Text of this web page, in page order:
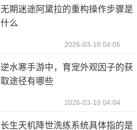
无期迷途阿黛拉的重构操作步骤是
什么
2026-03-10 04:05
逆水寒手游中，育宠外观因子的获
取途径有哪些
2026-03-10 04:04
长生天机降世洗练系统具体指的是